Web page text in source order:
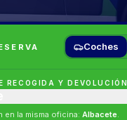
Coches
RECOGIDA Y DEVOLUCIÓN
en la misma oficina:Albacete.